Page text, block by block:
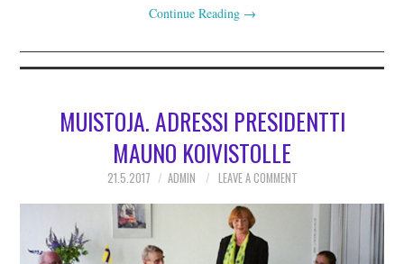
KOTIMUSEO
MERKKIHENKILÖT
INKERILÄINEN
PERHEALBUMI
VIRTUAALI-INKERI
Continue Reading →
MUISTOJA. ADRESSI PRESIDENTTI
MAUNO KOIVISTOLLE
21.5.2017 ADMIN LEAVE A COMMENT